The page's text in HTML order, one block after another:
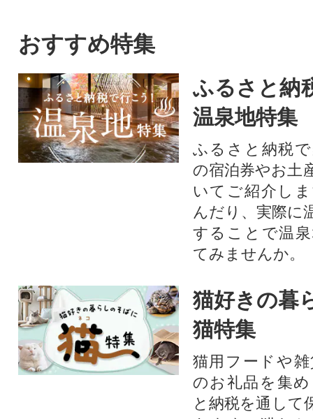
おすすめ特集
ふるさと納
温泉地特集
ふるさと納税
の宿泊券やお土
いてご紹介し
んだり、実際に
することで温
てみませんか。
猫好きの暮
猫特集
猫用フードや
のお礼品を集
と納税を通して